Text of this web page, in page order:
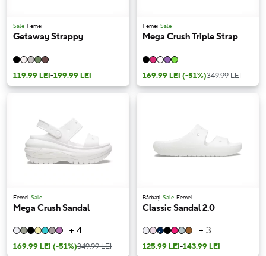
Sale Femei
Getaway Strappy
119.99 LEI-199.99 LEI
Femei Sale
Mega Crush Triple Strap
169.99 LEI (-51%)349.99 LEI
Femei Sale
Mega Crush Sandal
+ 4
169.99 LEI (-51%)349.99 LEI
Bărbați Sale Femei
Classic Sandal 2.0
+ 3
125.99 LEI-143.99 LEI